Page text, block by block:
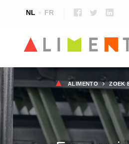
NL FR
ALIMENTO ZOEK